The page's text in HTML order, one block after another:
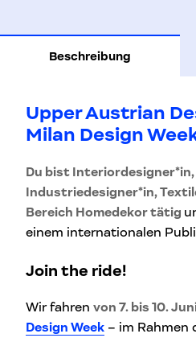
Beschreibung
Upper Austrian
Milan Design
Du bist
Industriedesigner*in,
Bereich Homedekor tätig
einem internationalen
Join the ride!
Wir fahren von 7. bis 10.
Design Week – im Rahmen